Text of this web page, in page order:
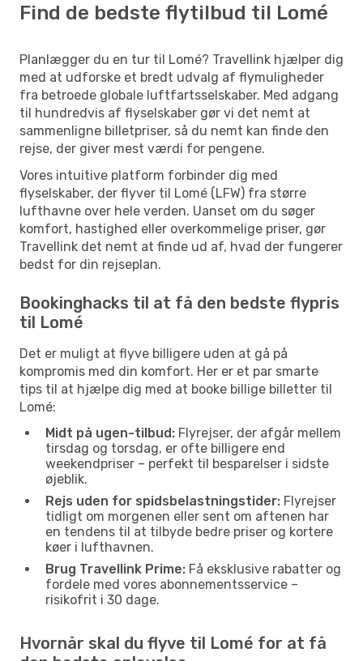
Find de bedste flytilbud til Lomé
Planlægger du en tur til Lomé? Travellink hjælper dig
med at udforske et bredt udvalg af flymuligheder
fra betroede globale luftfartsselskaber. Med adgang
til hundredvis af flyselskaber gør vi det nemt at
sammenligne billetpriser, så du nemt kan finde den
rejse, der giver mest værdi for pengene.
Vores intuitive platform forbinder dig med
flyselskaber, der flyver til Lomé (LFW) fra større
lufthavne over hele verden. Uanset om du søger
komfort, hastighed eller overkommelige priser, gør
Travellink det nemt at finde ud af, hvad der fungerer
bedst for din rejseplan.
Bookinghacks til at få den bedste flypris
til Lomé
Det er muligt at flyve billigere uden at gå på
kompromis med din komfort. Her er et par smarte
tips til at hjælpe dig med at booke billige billetter til
Lomé:
Midt på ugen-tilbud: Flyrejser, der afgår mellem
tirsdag og torsdag, er ofte billigere end
weekendpriser – perfekt til besparelser i sidste
øjeblik.
Rejs uden for spidsbelastningstider: Flyrejser
tidligt om morgenen eller sent om aftenen har
en tendens til at tilbyde bedre priser og kortere
køer i lufthavnen.
Brug Travellink Prime: Få eksklusive rabatter og
fordele med vores abonnementsservice –
risikofrit i 30 dage.
Hvornår skal du flyve til Lomé for at få